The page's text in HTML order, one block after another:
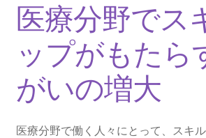
ッ
プ
忙しいことがやりがいになる
医療分野でス
ップがもたら
がいの増大
医療分野で働く人々にとって、スキ